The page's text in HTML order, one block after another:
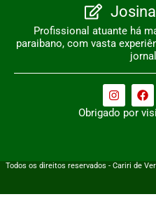
Profissional atuante há
paraibano, com vasta
Obrigado por
Todos os direitos reservados - Cariri de